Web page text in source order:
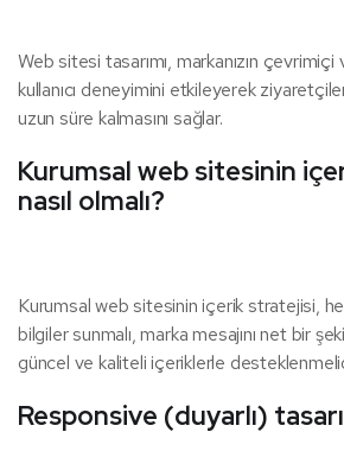
Web sitesi tasarımı, markanızın çevrimiçi
kullanıcı deneyimini etkileyerek
uzun süre kalmasını sağlar.
Kurumsal web sitesinin
nasıl olmalı?
Kurumsal web sitesinin içerik stratejisi,
bilgiler sunmalı, marka mesajını net bir
güncel ve kaliteli içeriklerle
Responsive (duyarlı)